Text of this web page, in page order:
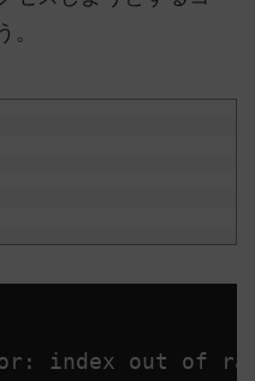
。
index out of